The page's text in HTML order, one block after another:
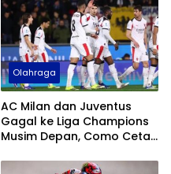
Olahraga
AC Milan dan Juventus
Gagal ke Liga Champions
Musim Depan, Como Cetak